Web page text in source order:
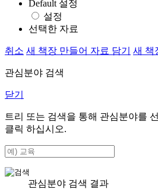
Default 설정
설정
선택한 자료
취소 새 책장 만들어 자료 담기 새 책
관심분야 검색
닫기
트리 또는 검색을 통해 관심분야를
클릭 하십시오.
관심분야 검색 결과